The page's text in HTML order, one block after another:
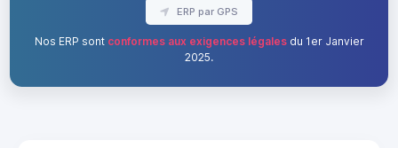
ERP par GPS
Nos ERP sont conformes aux exigences légalesdu 1er Janvier
2025.